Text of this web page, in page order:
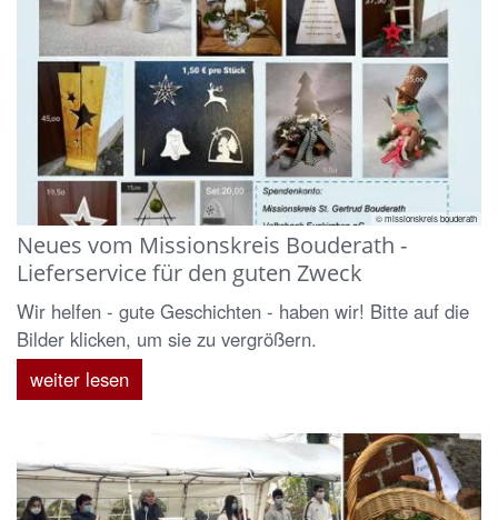
© missionskreis bouderath
Neues vom Missionskreis Bouderath -
Lieferservice für den guten Zweck
Wir helfen - gute Geschichten - haben wir! Bitte auf die
Bilder klicken, um sie zu vergrößern.
weiter lesen